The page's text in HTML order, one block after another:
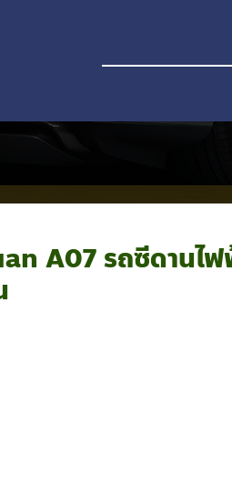
A07 รถซีดานไ